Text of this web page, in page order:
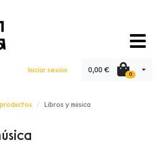
Iniciar sesión 0,00 € 0
Libros y música